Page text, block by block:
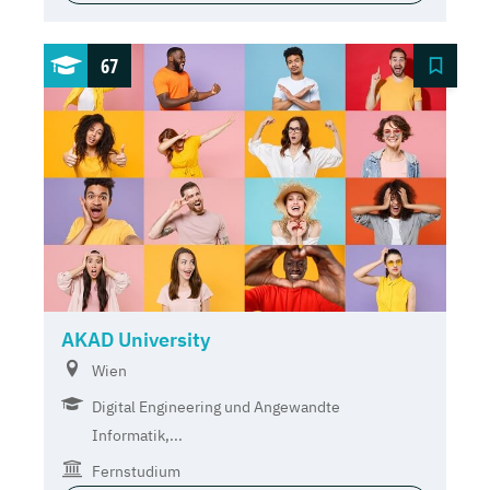
67
AKAD University
Wien
Digital Engineering und Angewandte
Informatik,...
Fernstudium